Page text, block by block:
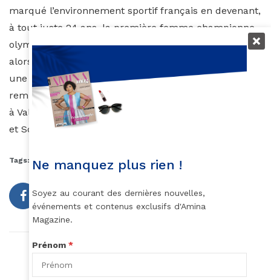
marqué l’environnement sportif français en devenant,
à tout juste 24 ans, la première femme championne
olympique d’épée. C’était le 21 juillet 1996 à Atlanta,
alors qu’elle décrochait le titre dans une finale face à
une autre-Française, Valérie Barlois. Elle avait
remporté les deux médailles d’or : en individuel (face
à Valérie Barlois), et par équipes avec Valérie Barlois
et Sophie Moressée-Pichot.
Tags: Sport
Article précédent
Ne manquez plus rien !
Soyez au courant des dernières nouvelles,
événements et contenus exclusifs d'Amina
Magazine.
Prénom *